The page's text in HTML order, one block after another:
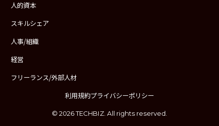
人的資本
スキルシェア
人事/組織
経営
フリーランス/外部人材
利用規約プライバシーポリシー
© 2026 TECHBIZ. All rights reserved.